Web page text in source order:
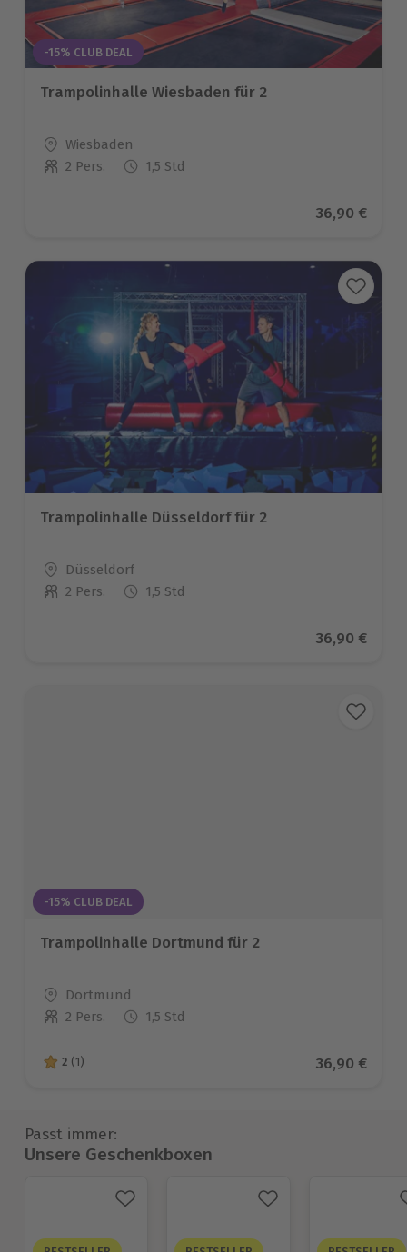
-15% CLUB DEAL
Trampolinhalle Wiesbaden für 2
Standort
Wiesbaden
Anzahl der Teilnehmer
2 Pers. 1,5 Std
Aktueller
36,90 €
Trampolinhalle Düsseldorf für 2
Standort
Düsseldorf
Anzahl der Teilnehmer
2 Pers. 1,5 Std
Aktueller
36,90 €
-15% CLUB DEAL
Trampolinhalle Dortmund für 2
Standort
Dortmund
Anzahl der Teilnehmer
2 Pers. 1,5 Std
2 von 5 Sternen basierend auf 1 Bewertungen
2 (1) Aktueller
36,90 €
Passt immer:
Unsere Geschenkboxen